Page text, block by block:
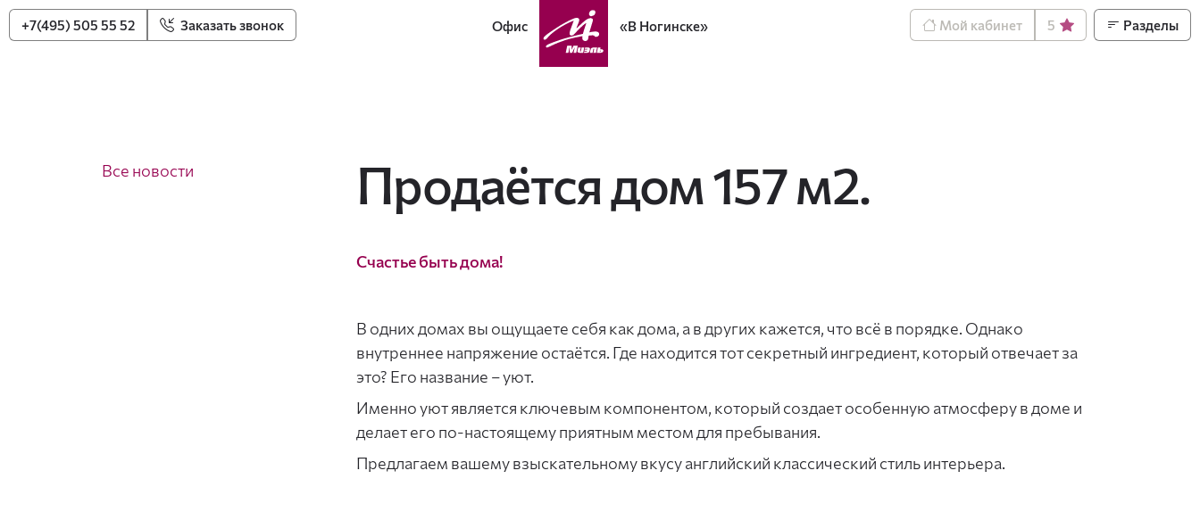
+7(495) 505 55 52 Заказать звонок Мой кабинет 5 Разделы
Офис «В Ногинске»
Все новости Продаётся дом 157 м2.
Счастье быть дома!
В одних домах вы ощущаете себя как дома, а в других кажется, что всё в порядке. Однако
внутреннее напряжение остаётся. Где находится тот секретный ингредиент, который отвечает за
это? Его название – уют.
Именно уют является ключевым компонентом, который создает особенную атмосферу в доме и
делает его по-настоящему приятным местом для пребывания.
Предлагаем вашему взыскательному вкусу английский классический стиль интерьера.